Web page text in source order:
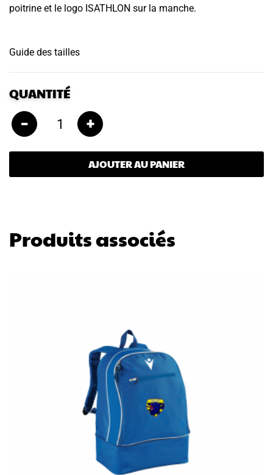
poitrine et le logo ISATHLON sur la manche.
Guide des tailles
QUANTITÉ
– +
AJOUTER AU PANIER
Produits associés